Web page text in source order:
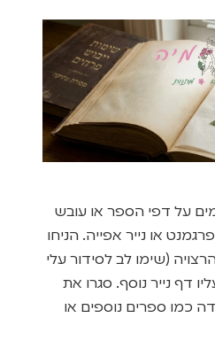
על דפי הספר או עובש
או נייר אפייה. הניחו
(שימו לב לסידור עלי
דף נייר נוסף. סגרו את
כמו ספרים נוספים או